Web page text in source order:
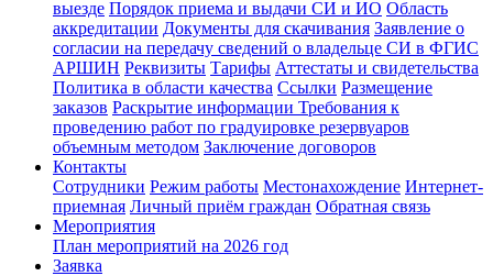
выезде Порядок приема и выдачи СИ и ИО Область
аккредитации Документы для скачивания Заявление о
согласии на передачу сведений о владельце СИ в ФГИС
АРШИН Реквизиты Тарифы Аттестаты и свидетельства
Политика в области качества Ссылки Размещение
заказов Раскрытие информации Требования к
проведению работ по градуировке резервуаров
объемным методом Заключение договоров
Контакты
Сотрудники Режим работы Местонахождение Интернет-
приемная Личный приём граждан Обратная связь
Мероприятия
План мероприятий на 2026 год
Заявка